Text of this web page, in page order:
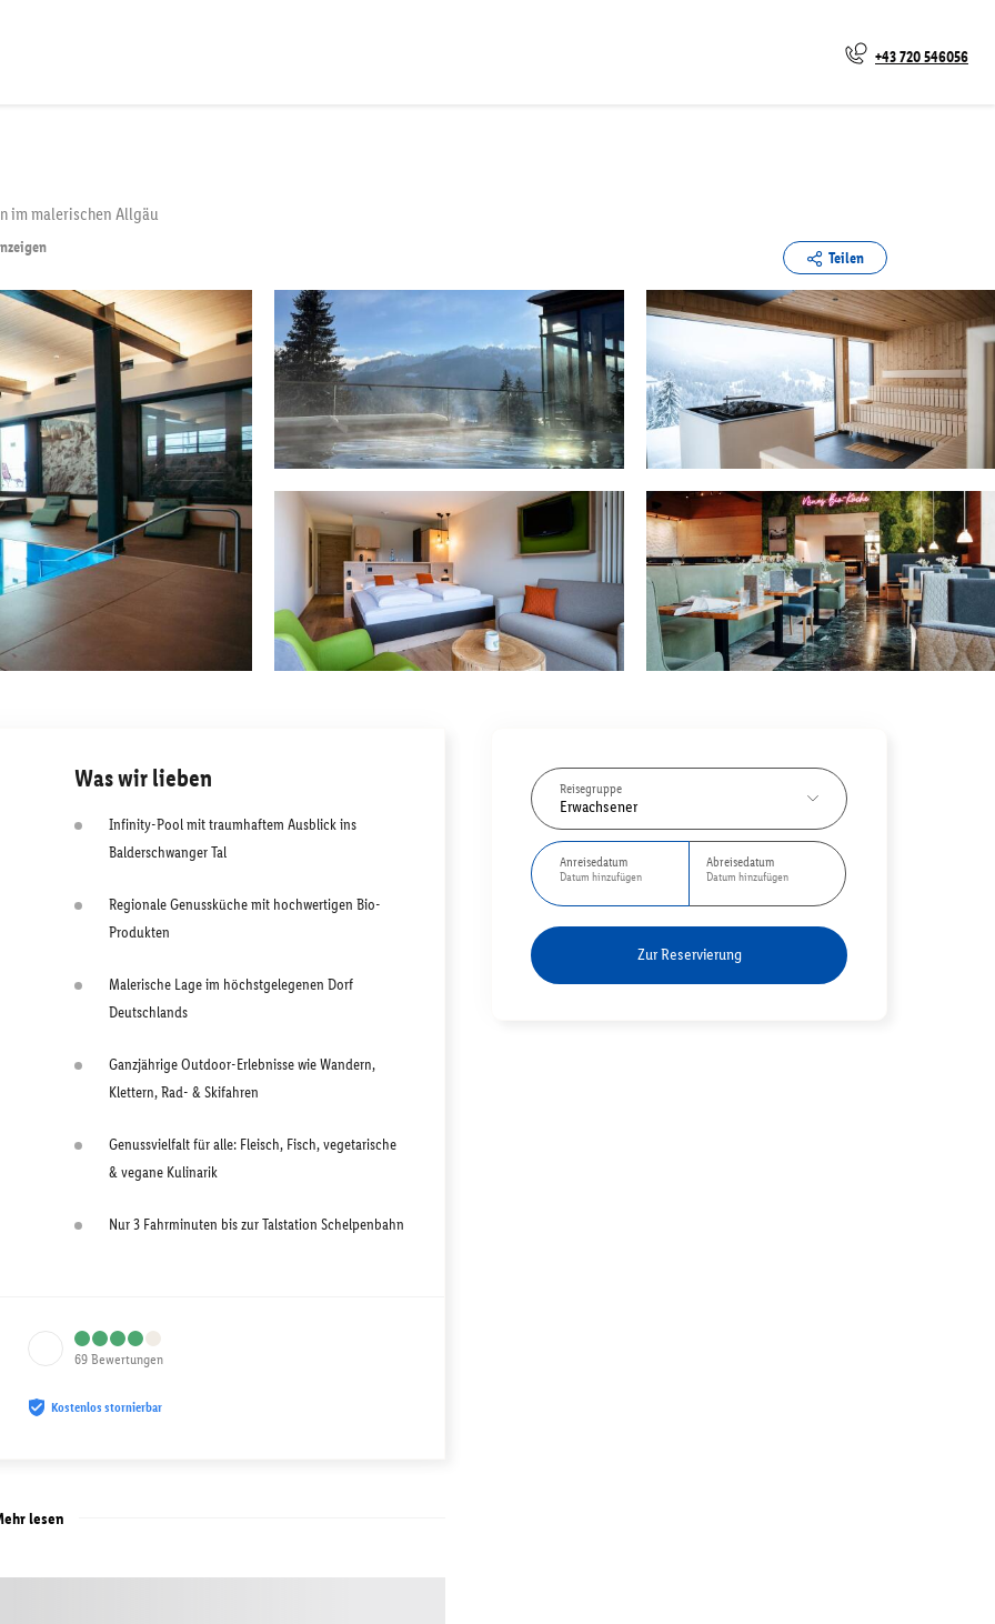
+43 720 546056
im malerischen Allgäu
Teilen
Reisegruppe
Erwachsener
Anreisedatum
Datum hinzufügen
Abreisedatum
Datum hinzufügen
Zur Reservierung
Was wir lieben
Infinity-Pool mit traumhaftem Ausblick ins
Balderschwanger Tal
Regionale Genussküche mit hochwertigen Bio-
Produkten
Malerische Lage im höchstgelegenen Dorf
Deutschlands
Ganzjährige Outdoor-Erlebnisse wie Wandern,
Klettern, Rad- & Skifahren
Genussvielfalt für alle: Fleisch, Fisch, vegetarische
& vegane Kulinarik
Nur 3 Fahrminuten bis zur Talstation Schelpenbahn
69 Bewertungen
Kostenlos stornierbar
lesen